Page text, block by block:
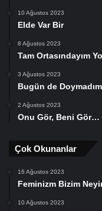
10 Ağustos 2023
Elde Var Bir
8 Ağustos 2023
Tam Ortasındayım
3 Ağustos 2023
Bugün de
2 Ağustos 2023
Onu Gör, Beni
Çok Okunanlar
16 Ağustos 2023
Feminizm Bizim
10 Ağustos 2023